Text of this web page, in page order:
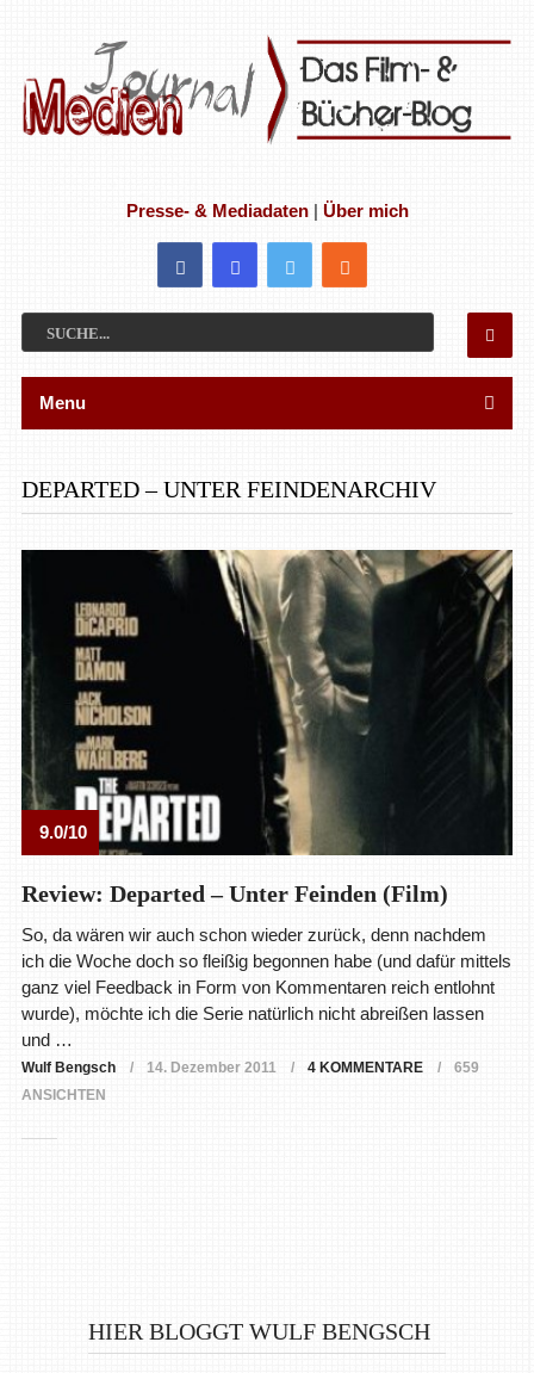
Presse- & Mediadaten| Über mich
Menu
DEPARTED – UNTER FEINDENARCHIV
9.0/10
Review: Departed – Unter Feinden (Film)
So, da wären wir auch schon wieder zurück, denn nachdem
ich die Woche doch so fleißig begonnen habe (und dafür mittels
ganz viel Feedback in Form von Kommentaren reich entlohnt
wurde), möchte ich die Serie natürlich nicht abreißen lassen
und …
Wulf Bengsch 14. Dezember 2011 4 KOMMENTARE
659
ANSICHTEN
HIER BLOGGT WULF BENGSCH